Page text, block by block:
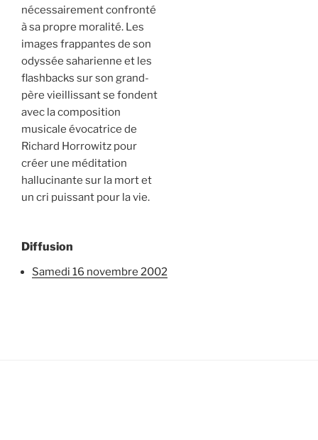
nécessairement confronté
à sa propre moralité. Les
images frappantes de son
odyssée saharienne et les
flashbacks sur son grand-
père vieillissant se fondent
avec la composition
musicale évocatrice de
Richard Horrowitz pour
créer une méditation
hallucinante sur la mort et
un cri puissant pour la vie.
Diffusion
samedi 16 novembre 2002